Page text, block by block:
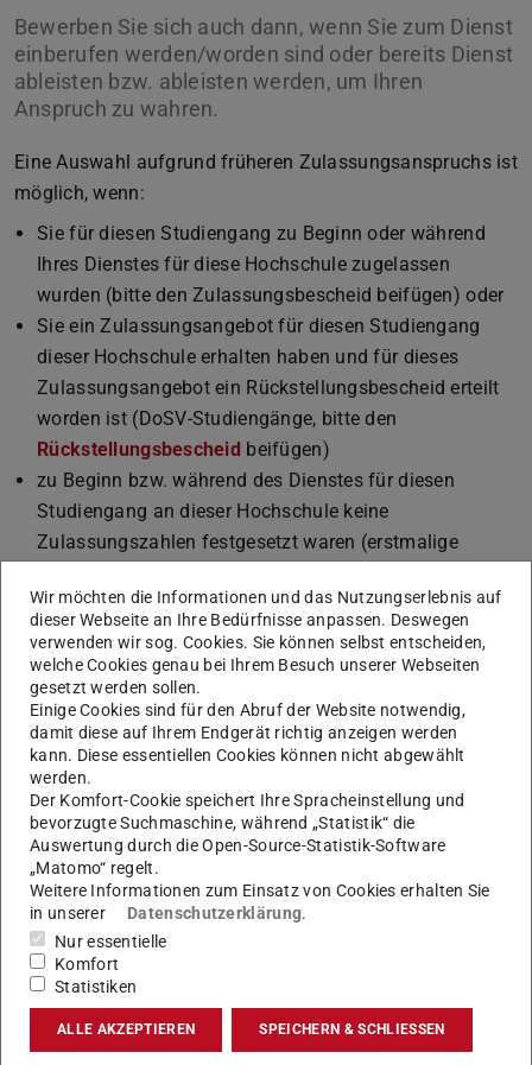
Bewerben Sie sich auch dann, wenn Sie zum Dienst
einberufen werden/worden sind oder bereits Dienst
ableisten bzw. ableisten werden, um Ihren
Anspruch zu wahren.
Eine Auswahl aufgrund früheren Zulassungsanspruchs ist
möglich, wenn:
Sie für diesen Studiengang zu Beginn oder während
Ihres Dienstes für diese Hochschule zugelassen
wurden (bitte den Zulassungsbescheid beifügen) oder
Sie ein Zulassungsangebot für diesen Studiengang
dieser Hochschule erhalten haben und für dieses
Zulassungsangebot ein Rückstellungsbescheid erteilt
worden ist (DoSV-Studiengänge, bitte den
Rückstellungsbescheid beifügen)
zu Beginn bzw. während des Dienstes für diesen
Studiengang an dieser Hochschule keine
Zulassungszahlen festgesetzt waren (erstmalige
die Zulassung spätestens zum zweiten
Vergabeverfahren beantragt wird, das nach
Beendigung des Dienstes durchgeführt wird und der
Dienst bis spätestens 30. September beendet ist.
Dienst = Wehrdienst, Zivildienst, freiwilliger Wehrdienst,
Bundesfreiwilligendienst, Entwicklungsdienst,
Jugendfreiwilligendienst , Betreuung oder Pflege eines
Kindes unter 18 Jahren oder einer pflegebedürftigen
Person aus dem Kreis der sonstigen Angehörigen bis zur
Dauer von 3 Jahre
Falls die Anzahl der Bewerber, die die oben genannten
Voraussetzungen erfüllen die festgelegte Zulassungszahl
übersteigt, entscheidet innerhalb dieser Bewerberquote
das Los. Wenn durch diese Quote die Zulassungszahl
bereits ausgeschöpft ist, können keine Plätze mehr in den
Wir möchten die Informationen und das Nutzungserlebnis auf
dieser Webseite an Ihre Bedürfnisse anpassen. Deswegen
verwenden wir sog. Cookies. Sie können selbst entscheiden,
welche Cookies genau bei Ihrem Besuch unserer Webseiten
gesetzt werden sollen.
Einige Cookies sind für den Abruf der Website notwendig,
damit diese auf Ihrem Endgerät richtig anzeigen werden
kann. Diese essentiellen Cookies können nicht abgewählt
werden.
Der Komfort-Cookie speichert Ihre Spracheinstellung und
bevorzugte Suchmaschine, während „Statistik“ die
Auswertung durch die Open-Source-Statistik-Software
„Matomo“ regelt.
Weitere Informationen zum Einsatz von Cookies erhalten Sie
in unserer
Datenschutzerklärung.
Nur essentielle
Komfort
Statistiken
ALLE AKZEPTIEREN SPEICHERN & SCHLIESSEN